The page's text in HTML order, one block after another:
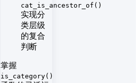
cat_is_ancestor_of()
实现分
类层级
的复合
判断
掌握
is_category()